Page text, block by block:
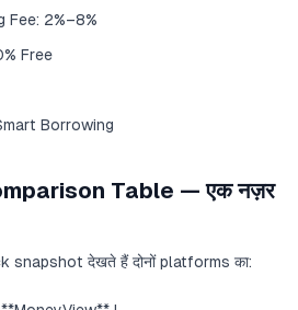
Fee: 2%–8%
Free
Borrowing
Table — एक नज़र
snapshot देखते हैं दोनों platforms का: